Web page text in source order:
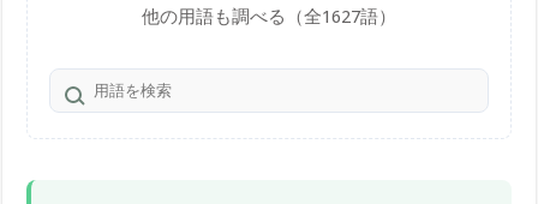
他の用語も調べる（全1627語）